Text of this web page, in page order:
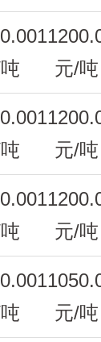
元/吨
元/吨
元/吨
元/吨